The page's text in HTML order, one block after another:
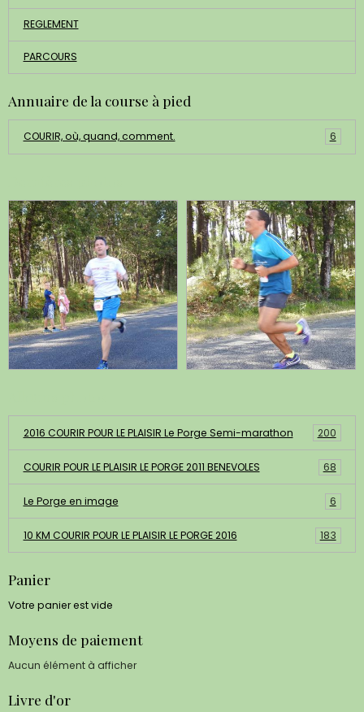
REGLEMENT
PARCOURS
Annuaire de la course à pied
COURIR, où, quand, comment. 6
2016 COURIR POUR LE PLAISIR Le Porge Semi-marathon 200
COURIR POUR LE PLAISIR LE PORGE 2011 BENEVOLES 68
Le Porge en image 6
10 KM COURIR POUR LE PLAISIR LE PORGE 2016 183
Panier
Votre panier est vide
Moyens de paiement
Aucun élément à afficher
Livre d'or